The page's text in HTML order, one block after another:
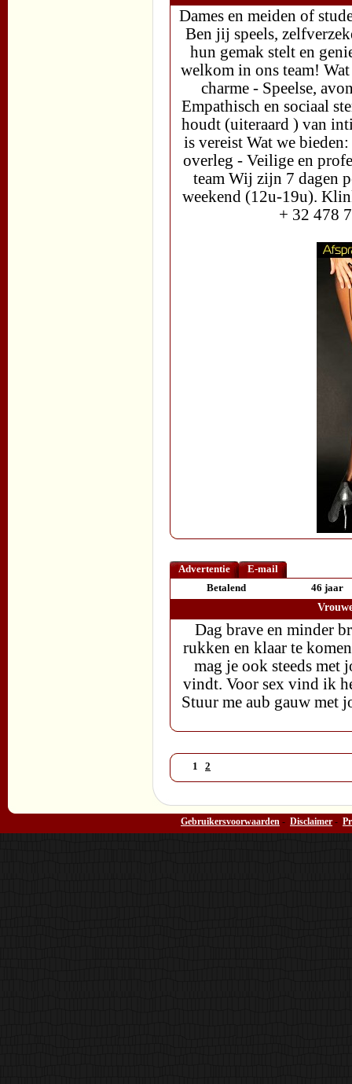
Dames en meiden of
Ben jij speels,
hun gemak stelt en
welkom in ons team!
charme - Speelse,
Empathisch en sociaal
houdt (uiteraard ) van
is vereist Wat we
overleg - Veilige en
team Wij zijn 7 dagen
weekend (12u-19u).
+ 32 478
Advertentie
E-mail
Betalend
46 jaar
Dag brave en minder
rukken en klaar te
mag je ook steeds met
vindt. Voor sex vind ik
Stuur me aub gauw met
1 2
Gebruikersvoorwaarden - Disclaimer -